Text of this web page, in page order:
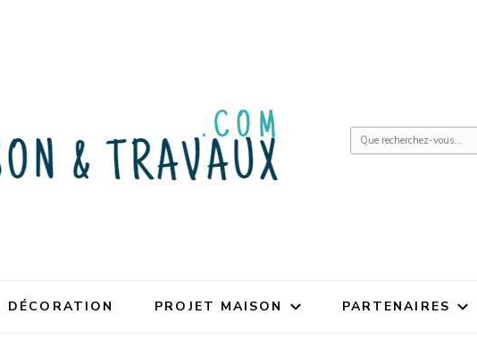
Vous
DÉCORATION PROJET MAISON PARTENAIRES